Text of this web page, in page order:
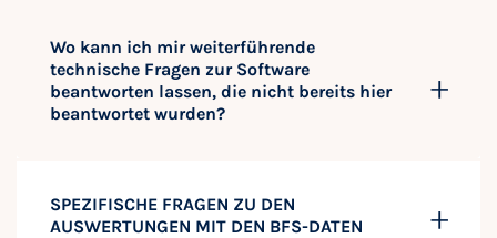
Wo kann ich mir weiterführende
technische Fragen zur Software
beantworten lassen, die nicht bereits hier
beantwortet wurden?
SPEZIFISCHE FRAGEN ZU DEN
AUSWERTUNGEN MIT DEN BFS-DATEN